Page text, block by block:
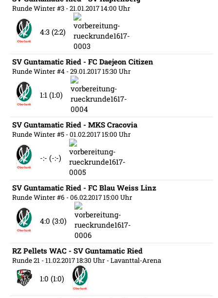
Runde Winter #3 - 21.01.2017 14:00 Uhr
4:3 (2:2)
SV Guntamatic Ried - FC Daejeon Citizen
Runde Winter #4 - 29.01.2017 15:30 Uhr
1:1 (1:0)
SV Guntamatic Ried - MKS Cracovia
Runde Winter #5 - 01.02.2017 15:00 Uhr
-:- (-:-)
SV Guntamatic Ried - FC Blau Weiss Linz
Runde Winter #6 - 06.02.2017 15:00 Uhr
4:0 (3:0)
RZ Pellets WAC - SV Guntamatic Ried
Runde 21 - 11.02.2017 18:30 Uhr - Lavanttal-Arena
1:0 (1:0)